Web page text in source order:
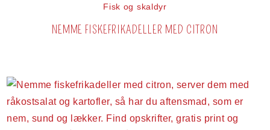
Fisk og skaldyr
NEMME FISKEFRIKADELLER MED CITRON